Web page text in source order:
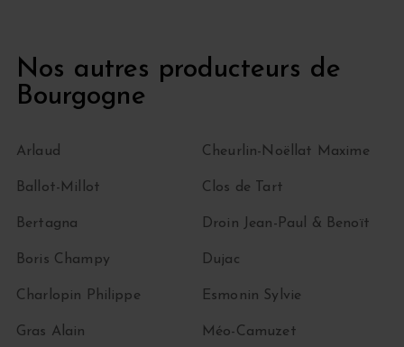
Nos autres producteurs de
Bourgogne
Arlaud
Ballot-Millot
Bertagna
Boris Champy
Charlopin Philippe
Cheurlin-Noëllat Maxime
Clos de Tart
Droin Jean-Paul & Benoït
Dujac
Esmonin Sylvie
Gras Alain Méo-Camuzet